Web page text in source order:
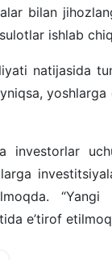
bilan
ishlab
natijasida
,yoshlarga
investorlar
. “Yangi
e’tirof